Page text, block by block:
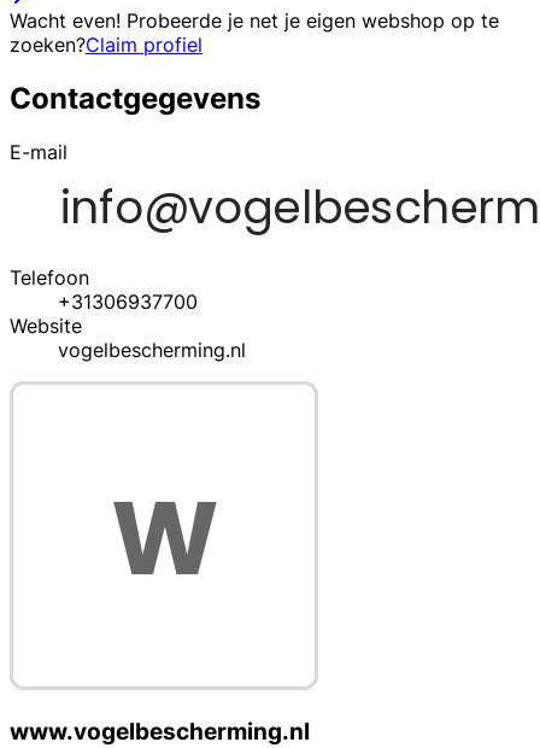
Wacht even! Probeerde je net je eigen webshop op te
zoeken?Claim profiel
Contactgegevens
E-mail
Telefoon
+31306937700
Website
vogelbescherming.nl
www.vogelbescherming.nl